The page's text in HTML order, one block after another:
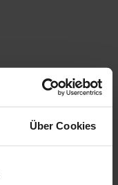
Über Cookies